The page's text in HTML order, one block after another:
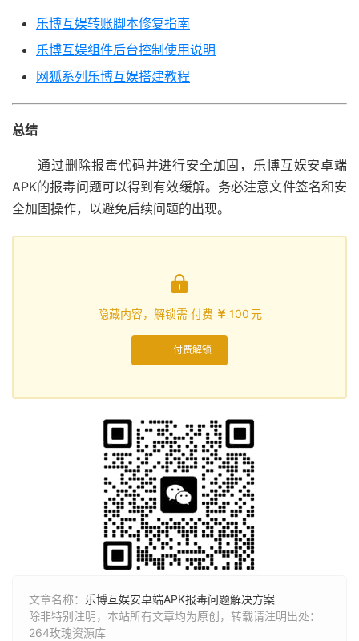
乐博互娱转账脚本修复指南
乐博互娱组件后台控制使用说明
网狐系列乐博互娱搭建教程
总结
通过删除报毒代码并进行安全加固，乐博互娱安卓端
APK的报毒问题可以得到有效缓解。务必注意文件签名和安
全加固操作，以避免后续问题的出现。

隐藏内容，解锁需 付费  100元
付费解锁
文章名称： 乐博互娱安卓端APK报毒问题解决方案
除非特别注明，本站所有文章均为原创，转载请注明出处：
264玫瑰资源库